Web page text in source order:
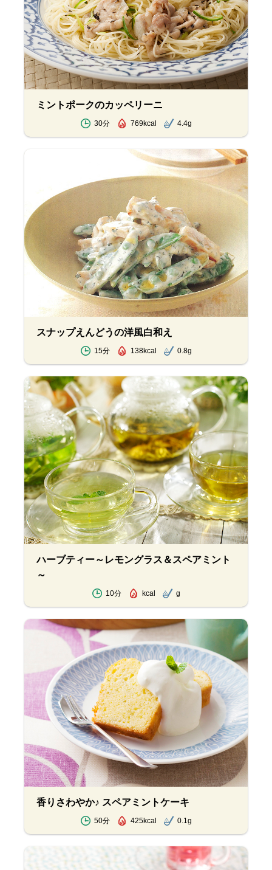
ミントポークのカッペリーニ
30分 769kcal 4.4g
スナップえんどうの洋風白和え
15分 138kcal 0.8g
ハーブティー～レモングラス＆スペアミント
～
10分 kcal g
香りさわやか♪ スペアミントケーキ
50分 425kcal 0.1g